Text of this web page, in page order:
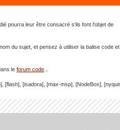
pourra leur être consacré s'ils font l'objet de
du sujet, et pensez à utiliser la balise code et
le forum code
[flash], [isadora], [max-msp], [NodeBox],